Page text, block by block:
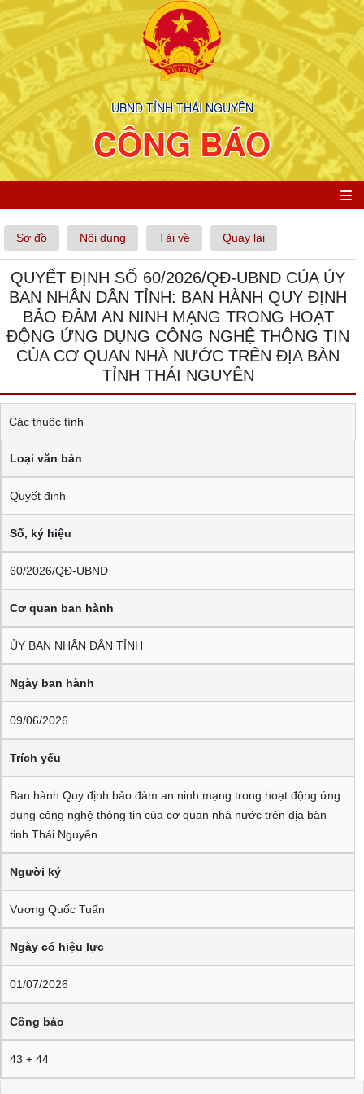
UBND TỈNH THÁI NGUYÊN
CÔNG BÁO
Sơ đồ Nội dung Tải về Quay lại
QUYẾT ĐỊNH SỐ 60/2026/QĐ-UBND CỦA ỦY
BAN NHÂN DÂN TỈNH: BAN HÀNH QUY ĐỊNH
BẢO ĐẢM AN NINH MẠNG TRONG HOẠT
ĐỘNG ỨNG DỤNG CÔNG NGHỆ THÔNG TIN
CỦA CƠ QUAN NHÀ NƯỚC TRÊN ĐỊA BÀN
TỈNH THÁI NGUYÊN
Các thuộc tính
Loại văn bản
Quyết định
Số, ký hiệu
60/2026/QĐ-UBND
Cơ quan ban hành
ỦY BAN NHÂN DÂN TỈNH
Ngày ban hành
09/06/2026
Trích yếu
Ban hành Quy định bảo đảm an ninh mạng trong hoạt động ứng
dụng công nghệ thông tin của cơ quan nhà nước trên địa bàn
tỉnh Thái Nguyên
Người ký
Vương Quốc Tuấn
Ngày có hiệu lực
01/07/2026
Công báo
43 + 44